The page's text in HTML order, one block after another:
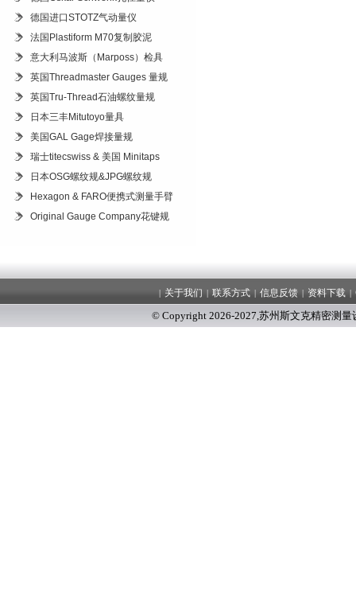
德国进口STOTZ气动量仪
法国Plastiform M70复制胶泥
意大利马波斯（Marposs）检具
英国Threadmaster Gauges 量规
英国Tru-Thread石油螺纹量规
日本三丰Mitutoyo量具
美国GAL Gage焊接量规
瑞士titecswiss & 美国 Minitaps
日本OSG螺纹规&JPG螺纹规
Hexagon & FARO便携式测量手臂
Original Gauge Company花键规
| 关于我们 | 联系方式 | 信息反馈 | 资料下载 |
© Copyright 2026-2027,苏州斯文克精密测量